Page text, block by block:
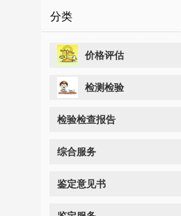
分类
价格评估
检测检验
检验检查报告
综合服务
鉴定意见书